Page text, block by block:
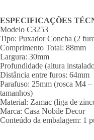
ESPECIFICAÇÕES
Modelo C3253
Tipo: Puxador Concha (2
Comprimento Total: 88mm
Largura: 30mm
Profundidade (altura
Distância entre furos: 64mm
Parafuso: 25mm (rosca M4
tamanhos)
Material: Zamac (liga de
Marca: Casa Nobile Decor
Conteúdo da embalagem: 1